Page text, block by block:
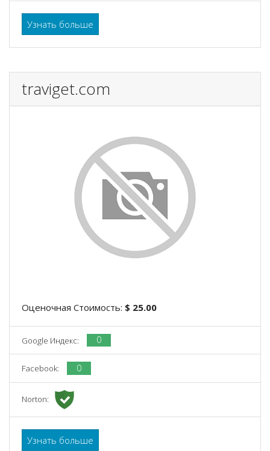
Узнать больше
traviget.com
Оценочная Стоимость: $ 25.00
Google Индекс: 0
Facebook: 0
Norton:
Узнать больше